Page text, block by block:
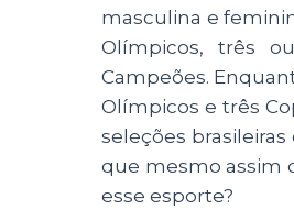
masculina e
Olímpicos, três
Campeões.
Olímpicos e três
seleções
que mesmo assim
esse esporte?